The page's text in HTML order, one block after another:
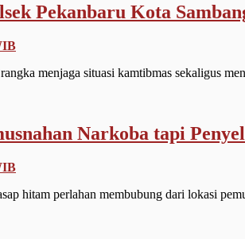
Pekanbaru Kota
menjaga situasi kamtibmas sekaligus
Narkoba tapi
hitam perlahan membubung dari lokasi